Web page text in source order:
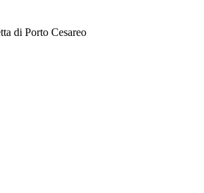
di Porto Cesareo